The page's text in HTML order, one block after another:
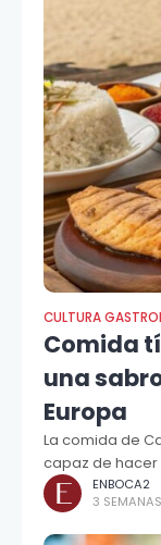
CULTURA
Comida
una
Europa
La comida de
capaz de hacer
ENBOCA2
3